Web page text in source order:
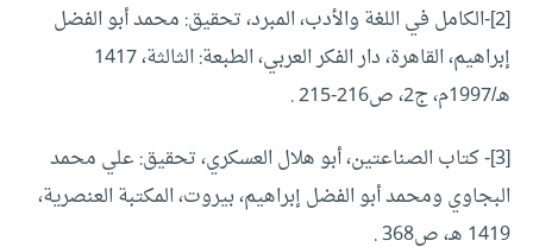
[2]-الكامل في اللغة والأدب، المبرد، تحقيق: محمد أبو الفضل
إبراهيم، القاهرة، دار الفكر العربي، الطبعة: الثالثة، 1417
هـ/1997م، ج2، ص216-215 .
[3]- كتاب الصناعتين، أبو هلال العسكري، تحقيق: علي محمد
البجاوي ومحمد أبو الفضل إبراهيم، بيروت، المكتبة العنصرية،
1419 هـ، ص368 .